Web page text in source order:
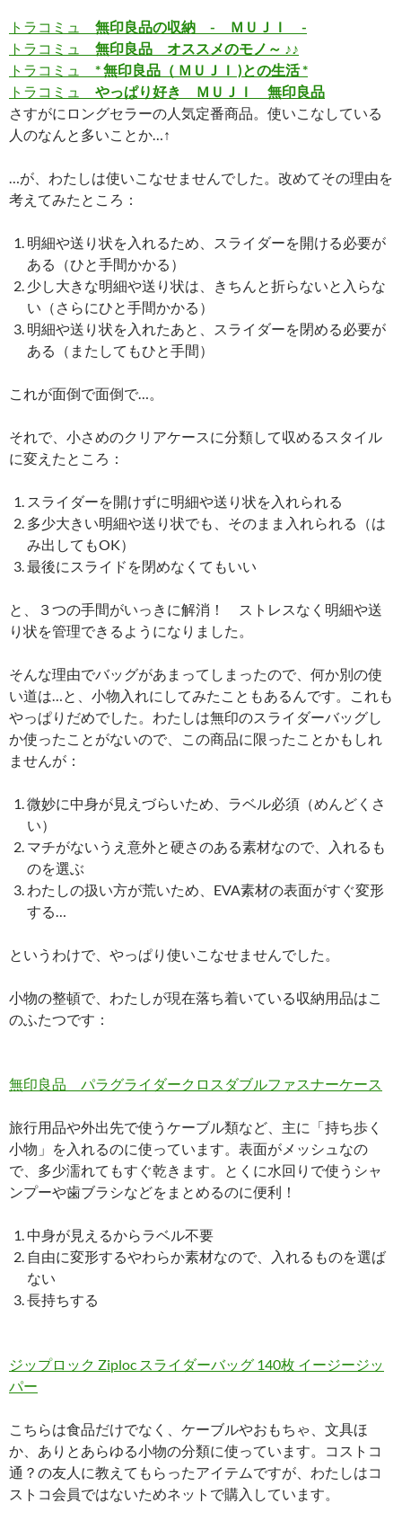
トラコミュ 無印良品の収納 - ＭＵＪＩ -
トラコミュ 無印良品 オススメのモノ～ ♪♪
トラコミュ * 無印良品（ ＭＵＪＩ )との生活 *
トラコミュ やっぱり好き ＭＵＪＩ 無印良品
さすがにロングセラーの人気定番商品。使いこなしている
人のなんと多いことか…↑
…が、わたしは使いこなせませんでした。改めてその理由を
考えてみたところ：
明細や送り状を入れるため、スライダーを開ける必要が
ある（ひと手間かかる）
少し大きな明細や送り状は、きちんと折らないと入らな
い（さらにひと手間かかる）
明細や送り状を入れたあと、スライダーを閉める必要が
ある（またしてもひと手間）
これが面倒で面倒で…。
それで、小さめのクリアケースに分類して収めるスタイル
に変えたところ：
スライダーを開けずに明細や送り状を入れられる
多少大きい明細や送り状でも、そのまま入れられる（は
み出してもOK）
最後にスライドを閉めなくてもいい
と、３つの手間がいっきに解消！ ストレスなく明細や送
り状を管理できるようになりました。
そんな理由でバッグがあまってしまったので、何か別の使
い道は…と、小物入れにしてみたこともあるんです。これも
やっぱりだめでした。わたしは無印のスライダーバッグし
か使ったことがないので、この商品に限ったことかもしれ
ませんが：
微妙に中身が見えづらいため、ラベル必須（めんどくさ
い）
マチがないうえ意外と硬さのある素材なので、入れるも
のを選ぶ
わたしの扱い方が荒いため、EVA素材の表面がすぐ変形
する…
というわけで、やっぱり使いこなせませんでした。
小物の整頓で、わたしが現在落ち着いている収納用品はこ
のふたつです：
無印良品 パラグライダークロスダブルファスナーケース
旅行用品や外出先で使うケーブル類など、主に「持ち歩く
小物」を入れるのに使っています。表面がメッシュなの
で、多少濡れてもすぐ乾きます。とくに水回りで使うシャ
ンプーや歯ブラシなどをまとめるのに便利！
中身が見えるからラベル不要
自由に変形するやわらか素材なので、入れるものを選ば
ない
長持ちする
ジップロック Ziploc スライダーバッグ 140枚 イージージッ
パー
こちらは食品だけでなく、ケーブルやおもちゃ、文具ほ
か、ありとあらゆる小物の分類に使っています。コストコ
通？の友人に教えてもらったアイテムですが、わたしはコ
ストコ会員ではないためネットで購入しています。